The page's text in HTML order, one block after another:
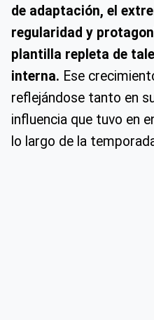
de adaptación, el
regularidad y
plantilla repleta de
interna. Ese
reflejándose tanto en
influencia que tuvo en
lo largo de la